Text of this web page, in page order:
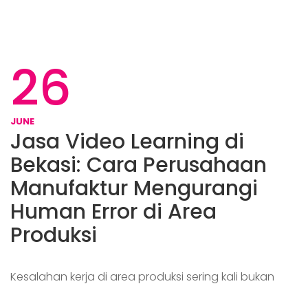
26
JUNE
Jasa Video Learning di
Bekasi: Cara Perusahaan
Manufaktur Mengurangi
Human Error di Area
Produksi
Kesalahan kerja di area produksi sering kali bukan